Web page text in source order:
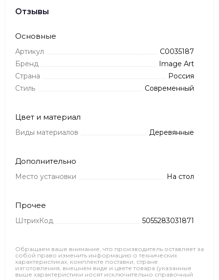
Отзывы
Основные
Артикул
C0035187
Бренд
Image Art
Страна
Россия
Стиль
Современный
Цвет и материал
Виды материалов Деревянные
Дополнительно
Место установки На стол
Прочее
ШтрихКод 5055283031871
Обращаем ваше внимание, что производитель оставляет за
собой право изменить информацию о технических
характеристиках, комплекте поставки, стране
изготовления, внешнем виде и цвете товара (указанные
выше характеристики носят исключительно справочный